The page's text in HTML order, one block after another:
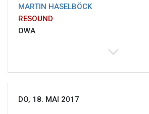
MARTIN HASELBÖCK
RESOUND
OWA
DO, 18. MAI 2017